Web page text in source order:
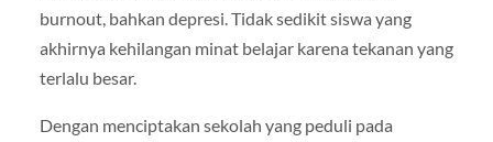
burnout, bahkan depresi. Tidak sedikit siswa yang
akhirnya kehilangan minat belajar karena tekanan yang
terlalu besar.
Dengan menciptakan sekolah yang peduli pada